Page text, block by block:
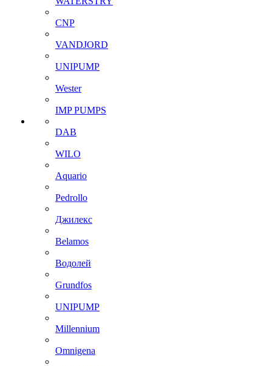
CNP
VANDJORD
UNIPUMP
Wester
IMP PUMPS
DAB
WILO
Aquario
Pedrollo
Джилекс
Belamos
Водолей
Grundfos
UNIPUMP
Millennium
Omnigena